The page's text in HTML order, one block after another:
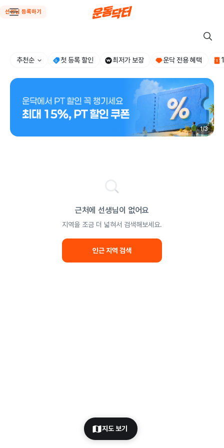
선생님 등록하기
추천순 첫 등록 할인 최저가 보장 운닥 전용 혜택
지도 보기
1/3
근처에 선생님이 없어요
지역을 조금 더 넓혀서 검색해보세요.
인근 지역 검색